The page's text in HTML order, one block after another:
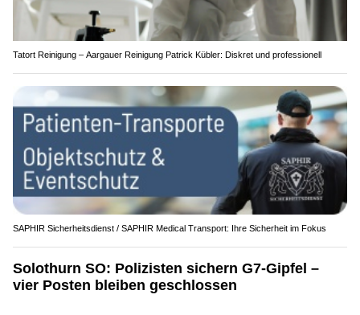
Tatort Reinigung – Aargauer Reinigung Patrick Kübler: Diskret und professionell
SAPHIR Sicherheitsdienst / SAPHIR Medical Transport: Ihre Sicherheit im Fokus
Solothurn SO: Polizisten sichern G7-Gipfel –
vier Posten bleiben geschlossen